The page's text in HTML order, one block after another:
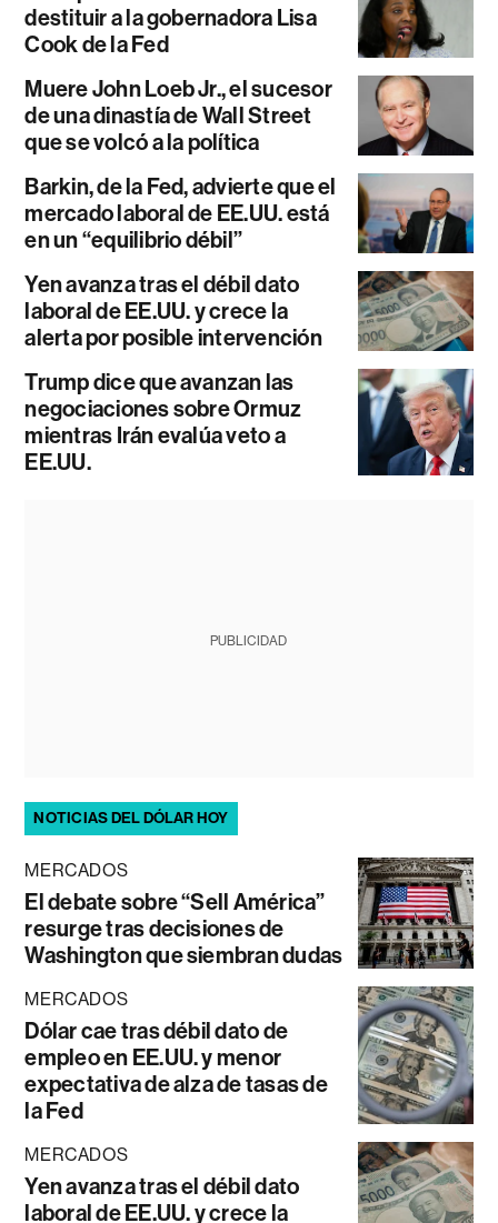
destituir a la gobernadora Lisa
Cook de la Fed
Muere John Loeb Jr., el sucesor
de una dinastía de Wall Street
que se volcó a la política
Barkin, de la Fed, advierte que el
mercado laboral de EE.UU. está
en un “equilibrio débil”
Yen avanza tras el débil dato
laboral de EE.UU. y crece la
alerta por posible intervención
Trump dice que avanzan las
negociaciones sobre Ormuz
mientras Irán evalúa veto a
EE.UU.
PUBLICIDAD
NOTICIAS DEL DÓLAR HOY
MERCADOS
El debate sobre “Sell América”
resurge tras decisiones de
Washington que siembran dudas
MERCADOS
Dólar cae tras débil dato de
empleo en EE.UU. y menor
expectativa de alza de tasas de
la Fed
MERCADOS
Yen avanza tras el débil dato
laboral de EE.UU. y crece la